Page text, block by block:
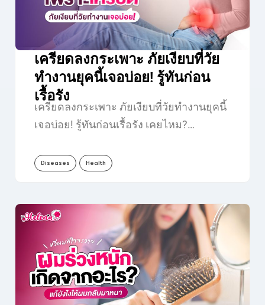
เครียดลงกระเพาะ ภัยเงียบที่วัย
ทำงานยุคนี้เจอบ่อย! รู้ทันก่อน
เรื้อรัง
เครียดลงกระเพาะ ภัยเงียบที่วัยทำงานยุคนี้
เจอบ่อย! รู้ทันก่อนเรื้อรัง เคยไหม?…
Diseases Health